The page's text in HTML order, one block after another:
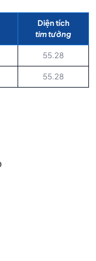
Diện tích
tim tường
55.28
55.28